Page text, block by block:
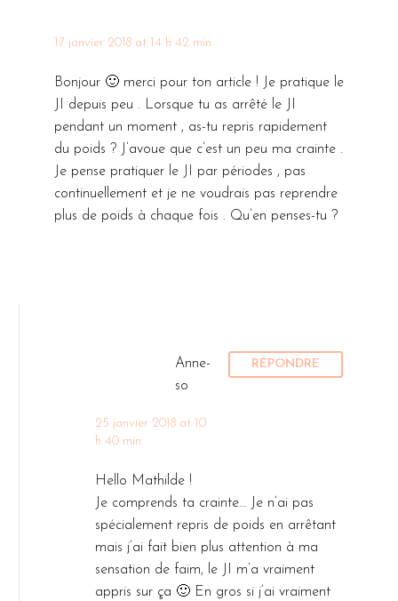
17 janvier 2018 at 14 h 42 min
Bonjour 🙂 merci pour ton article ! Je pratique le
JI depuis peu . Lorsque tu as arrêté le JI
pendant un moment , as-tu repris rapidement
du poids ? J’avoue que c’est un peu ma crainte .
Je pense pratiquer le JI par périodes , pas
continuellement et je ne voudrais pas reprendre
plus de poids à chaque fois . Qu’en penses-tu ?
Anne-
so
25 janvier 2018 at 10
h 40 min
RÉPONDRE
Hello Mathilde !
Je comprends ta crainte… Je n’ai pas
spécialement repris de poids en arrêtant
mais j’ai fait bien plus attention à ma
sensation de faim, le JI m’a vraiment
appris sur ça 🙂 En gros si j’ai vraiment